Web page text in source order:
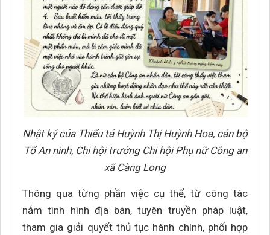
Nhật ký của Thiếu tá Huỳnh Thị Huỳnh Hoa, cán bộ
Tổ An ninh, Chi hội trưởng Chi hội Phụ nữ Công an
xã Càng Long
Thông qua từng phần việc cụ thể, từ công tác
nắm tình hình địa bàn, tuyên truyền pháp luật,
tham gia giải quyết thủ tục hành chính, phối hợp